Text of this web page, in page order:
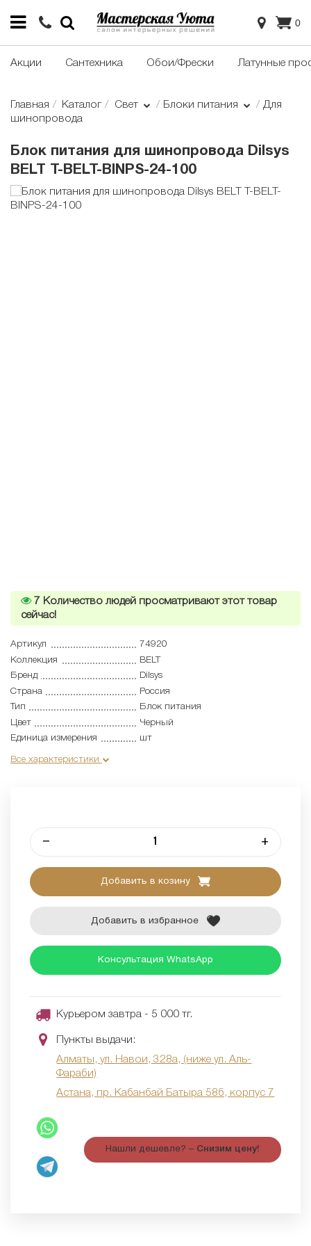
0
Акции Сантехника Обои/Фрески Латунные
Главная Каталог Свет Блоки питания
Для
шинопровода
Блок питания для шинопровода Dilsys
BELT T-BELT-BINPS-24-100
7 Количество людей просматривают этот товар
сейчас!
Артикул
74920
Коллекция
BELT
Бренд
Dilsys
Страна
Россия
Тип
Блок питания
Цвет
Черный
Единица измерения
шт
Все характеристики
– +
Добавить в козину
Добавить в избранное
Консультация WhatsApp
Курьером завтра - 5 000 тг.
Пункты выдачи:
Алматы, ул. Навои, 328а, (ниже ул. Аль-
Фараби)
Астана, пр. Кабанбай Батыра 58б, корпус 7
Нашли дешевле? – Снизим цену!